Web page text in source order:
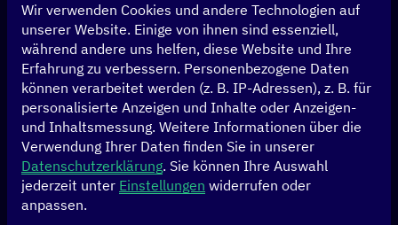
News & Artikel
FILTER BY
AGRARWIRTSCHAFT FILTER BY
BILDUNG FILTER BY
GENDER
FILTER BY
GESUNDHEIT FILTER BY
KLIMA FILTER BY
MENSCHENRECHTE
FILTER BY
REGIERUNGSFÜHRUNG FILTER BY
WIRTSCHAFT FILTER BY
DATEN
FILTER BY
KÜNSTLICHE INTELLIGENZ
Wir verwenden Cookies und andere Technologien auf
unserer Website. Einige von ihnen sind essenziell,
während andere uns helfen, diese Website und Ihre
Erfahrung zu verbessern. Personenbezogene Daten
können verarbeitet werden (z. B. IP-Adressen), z. B. für
personalisierte Anzeigen und Inhalte oder Anzeigen-
und Inhaltsmessung. Weitere Informationen über die
Verwendung Ihrer Daten finden Sie in unserer
Datenschutzerklärung. Sie können Ihre Auswahl
jederzeit unter Einstellungen widerrufen oder
anpassen.